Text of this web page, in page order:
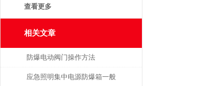
查看更多
相关文章
防爆电动阀门操作方法
应急照明集中电源防爆箱一般